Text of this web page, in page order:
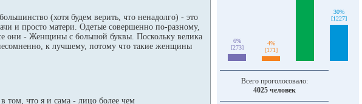
(хотя будем верить, что ненадолго) - это
и просто матери. Одетые совершенно по-разному,
они - Женщины с большой буквы. Поскольку велика
к лучшему, потому что такие женщины
том, что я и сама - лицо более чем
6%
[273]
4%
[171]
30%
[1227]
Всего проголосовало:
4025 человек